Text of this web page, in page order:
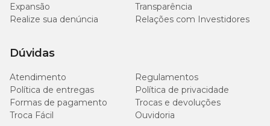
Expansão
Transparência
Realize sua denúncia
Relações com Investidores
Dúvidas
Atendimento
Regulamentos
Política de entregas
Política de privacidade
Formas de pagamento
Trocas e devoluções
Troca Fácil
Ouvidoria